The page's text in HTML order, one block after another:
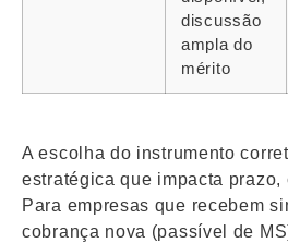
discussão
ampla do
mérito
A escolha do instrumento
estratégica que impacta prazo,
Para empresas que recebem
cobrança nova (passível de